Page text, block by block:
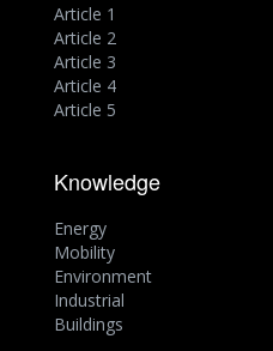
Article 1
Article 2
Article 3
Article 4
Article 5
Knowledge
Energy
Mobility
Environment
Industrial
Buildings